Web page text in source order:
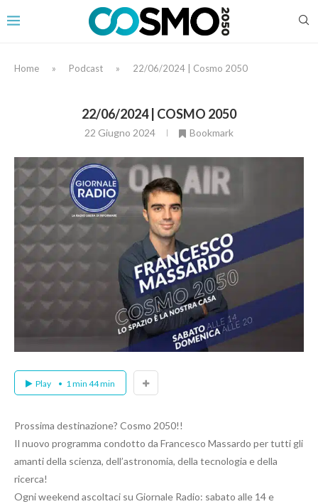
Home » Podcast » 22/06/2024 | Cosmo 2050
22/06/2024 | COSMO 2050
22 Giugno 2024 Bookmark
Play 1 min 44 min
Prossima destinazione? Cosmo 2050!!
Il nuovo programma condotto da Francesco Massardo per tutti gli
amanti della scienza, dell’astronomia, della tecnologia e della
ricerca!
Ogni weekend ascoltaci su Giornale Radio: sabato alle 14 e